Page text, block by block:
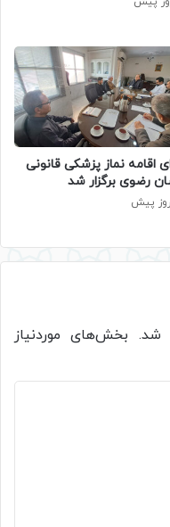
اقامه نماز پزشکی قانونی
رضوی برگزار شد
شد. بخش‌های موردنیاز